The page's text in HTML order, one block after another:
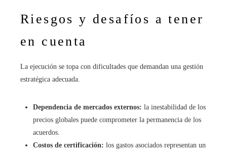
Riesgos y desafíos a tener
en cuenta
La ejecución se topa con dificultades que demandan una gestión
estratégica adecuada.
Dependencia de mercados externos: la inestabilidad de los
precios globales puede comprometer la permanencia de los
acuerdos.
Costos de certificación: los gastos asociados representan un